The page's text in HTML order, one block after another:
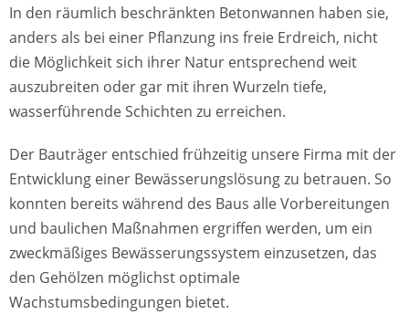
In den räumlich beschränkten Betonwannen haben sie,
anders als bei einer Pflanzung ins freie Erdreich, nicht
die Möglichkeit sich ihrer Natur entsprechend weit
auszubreiten oder gar mit ihren Wurzeln tiefe,
wasserführende Schichten zu erreichen.
Der Bauträger entschied frühzeitig unsere Firma mit der
Entwicklung einer Bewässerungslösung zu betrauen. So
konnten bereits während des Baus alle Vorbereitungen
und baulichen Maßnahmen ergriffen werden, um ein
zweckmäßiges Bewässerungssystem einzusetzen, das
den Gehölzen möglichst optimale
Wachstumsbedingungen bietet.